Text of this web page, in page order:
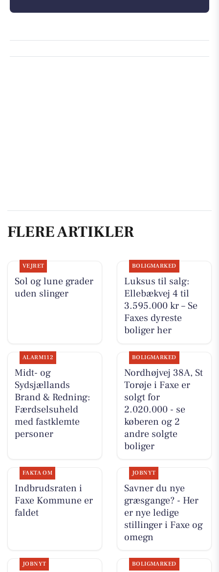
FLERE ARTIKLER
VEJRET
Sol og lune grader
uden slinger
BOLIGMARKED
Luksus til salg:
Ellebækvej 4 til
3.595.000 kr – Se
Faxes dyreste
boliger her
ALARM112
Midt- og
Sydsjællands
Brand & Redning:
Færdselsuheld
med fastklemte
personer
BOLIGMARKED
Nordhøjvej 38A, St
Torøje i Faxe er
solgt for
2.020.000 - se
køberen og 2
andre solgte
boliger
FAKTA OM
Indbrudsraten i
Faxe Kommune er
faldet
JOBNYT
Savner du nye
græsgange? - Her
er nye ledige
stillinger i Faxe og
omegn
JOBNYT BOLIGMARKED